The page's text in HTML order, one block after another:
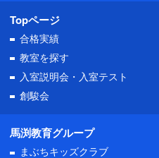
Topページ
合格実績
教室を探す
入室説明会・ 入室テスト
創駿会
馬渕教育グループ
まぶちキッズクラブ